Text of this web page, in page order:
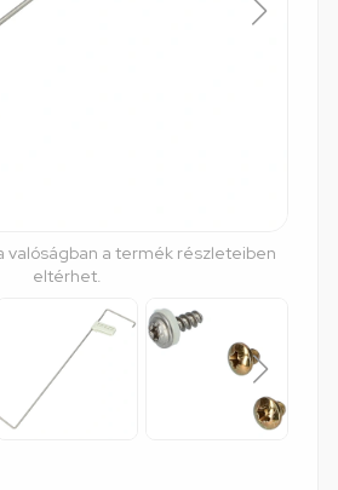
valóságban a termék részleteiben
eltérhet.